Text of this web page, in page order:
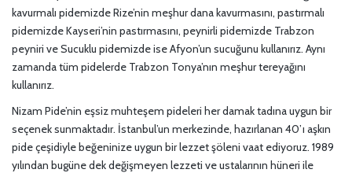
kavurmalı pidemizde Rize’nin meşhur dana kavurmasını, pastırmalı
pidemizde Kayseri’nin pastırmasını, peynirli pidemizde Trabzon
peyniri ve Sucuklu pidemizde ise Afyon’un sucuğunu kullanırız. Aynı
zamanda tüm pidelerde Trabzon Tonya’nın meşhur tereyağını
kullanırız.
Nizam Pide’nin eşsiz muhteşem pideleri her damak tadına uygun bir
seçenek sunmaktadır. İstanbul’un merkezinde, hazırlanan 40’ı aşkın
pide çeşidiyle beğeninize uygun bir lezzet şöleni vaat ediyoruz. 1989
yılından bugüne dek değişmeyen lezzeti ve ustalarının hüneri ile